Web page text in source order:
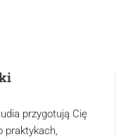
przygotują Cię
praktykach,